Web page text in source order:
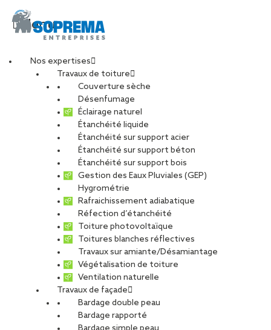
Menu
Nos expertises
Travaux de toiture
Couverture sèche
Désenfumage
Éclairage naturel
Étanchéité liquide
Étanchéité sur support acier
Étanchéité sur support béton
Étanchéité sur support bois
Gestion des Eaux Pluviales (GEP)
Hygrométrie
Rafraichissement adiabatique
Réfection d’étanchéité
Toiture photovoltaïque
Toitures blanches réflectives
Travaux sur amiante/Désamiantage
Végétalisation de toiture
Ventilation naturelle
Travaux de façade
Bardage double peau
Bardage rapporté
Bardage simple peau
solucop lille
PARTAGER